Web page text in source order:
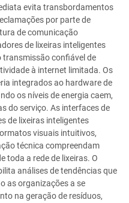
evita transbordamentos
por parte de
de comunicação
de lixeiras inteligentes
transmissão confiável de
à internet limitada. Os
integrados ao hardware de
os níveis de energia caem,
do serviço. As interfaces de
de lixeiras inteligentes
visuais intuitivos,
técnica compreendam
toda a rede de lixeiras. O
análises de tendências que
as organizações a se
na geração de resíduos,